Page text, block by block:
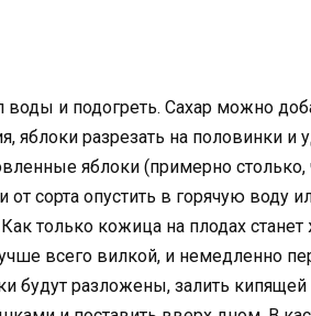
и подогреть. Сахар можно
яблоки разрезать на половинки и
яблоки (примерно
от сорта опустить в горячую воду
только кожица на плодах
всего вилкой, и немедленно
будут разложены, залить